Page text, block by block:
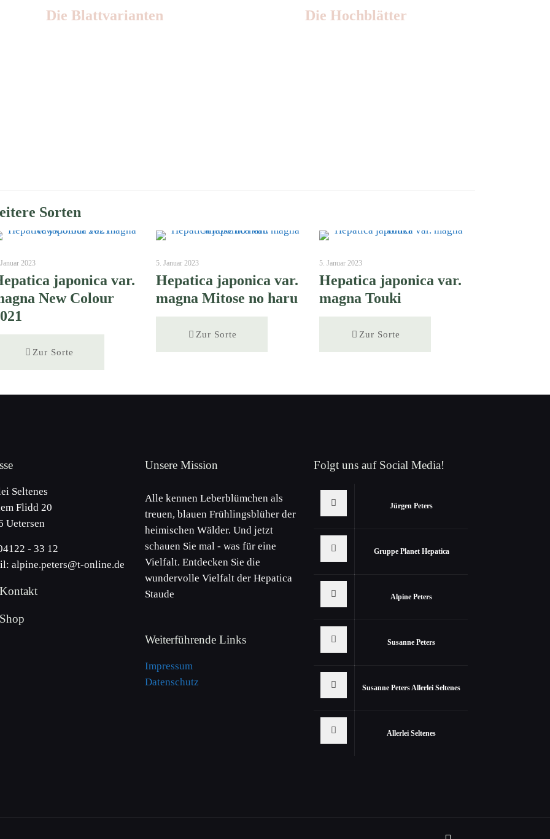
Die Blattvarianten Die Hochblätter
Sorten
2023
japonica var.
New Colour
Zur Sorte
5. Januar 2023
Hepatica japonica var.
magna Mitose no haru
Zur Sorte
5. Januar 2023
Hepatica japonica var.
magna Touki
Zur Sorte
Seltenes
Flidd 20
Uetersen
- 33 12
alpine.peters@t-online.de
Unsere Mission
Alle kennen Leberblümchen als
treuen, blauen Frühlingsblüher der
heimischen Wälder. Und jetzt
schauen Sie mal - was für eine
Vielfalt. Entdecken Sie die
wundervolle Vielfalt der Hepatica
Staude
Weiterführende Links
Impressum
Datenschutz
Folgt uns auf Social Media!
Jürgen Peters
Gruppe Planet Hepatica
Alpine Peters
Susanne Peters
Susanne Peters Allerlei Seltenes
Allerlei Seltenes